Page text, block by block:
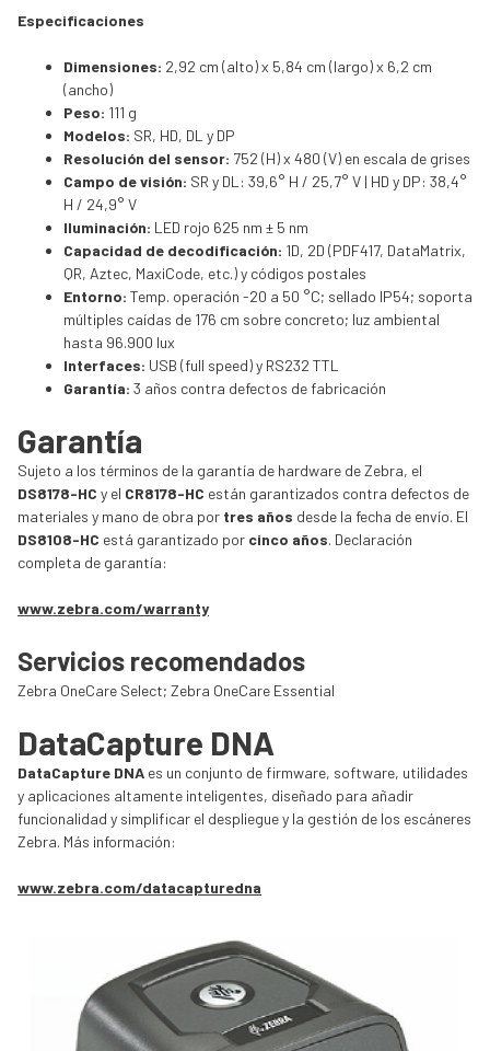
Especificaciones
Dimensiones: 2,92 cm (alto) x 5,84 cm (largo) x 6,2 cm
(ancho)
Peso: 111 g
Modelos: SR, HD, DL y DP
Resolución del sensor: 752 (H) x 480 (V) en escala de grises
Campo de visión: SR y DL: 39,6° H / 25,7° V | HD y DP: 38,4°
H / 24,9° V
Iluminación: LED rojo 625 nm ± 5 nm
Capacidad de decodificación: 1D, 2D (PDF417, DataMatrix,
QR, Aztec, MaxiCode, etc.) y códigos postales
Entorno: Temp. operación -20 a 50 °C; sellado IP54; soporta
múltiples caídas de 176 cm sobre concreto; luz ambiental
hasta 96.900 lux
Interfaces: USB (full speed) y RS232 TTL
Garantía: 3 años contra defectos de fabricación
Garantía
Sujeto a los términos de la garantía de hardware de Zebra, el
DS8178-HC y el CR8178-HC están garantizados contra defectos de
materiales y mano de obra por tres años desde la fecha de envío. El
DS8108-HC está garantizado por cinco años. Declaración
completa de garantía:
www.zebra.com/warranty
Servicios recomendados
Zebra OneCare Select; Zebra OneCare Essential
DataCapture DNA
DataCapture DNA es un conjunto de firmware, software, utilidades
y aplicaciones altamente inteligentes, diseñado para añadir
funcionalidad y simplificar el despliegue y la gestión de los escáneres
Zebra. Más información:
www.zebra.com/datacapturedna